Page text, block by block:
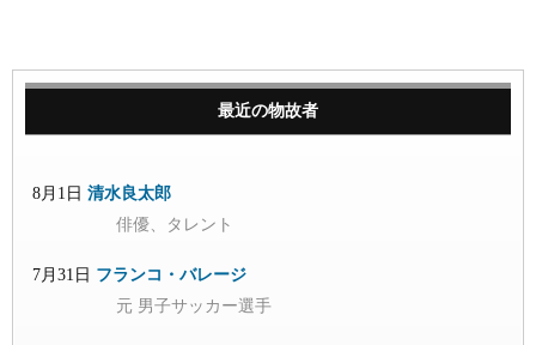
最近の物故者
8月1日 清水良太郎
俳優、タレント
7月31日 フランコ・バレージ
元 男子サッカー選手